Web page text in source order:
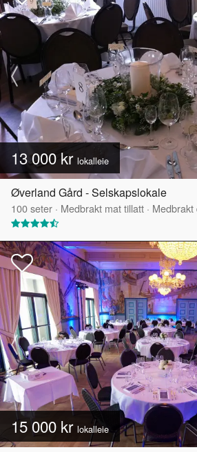
13 000 kr lokalleie
Øverland Gård - Selskapslokale
100seter · Medbrakt mat tillatt · Medbrakt
15 000 kr lokalleie